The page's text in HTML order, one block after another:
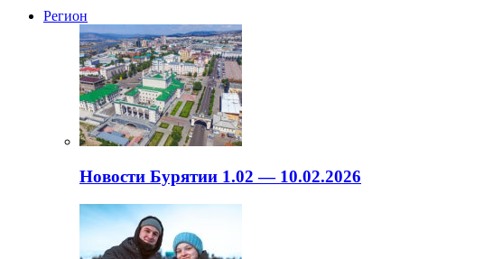
Регион
Новости Бурятии 1.02 — 10.02.2026